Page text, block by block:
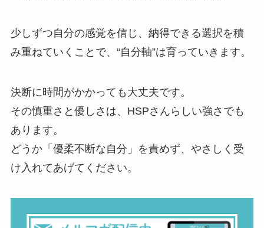
少しずつ自分の感覚を信じ、納得できる選択を積
み重ねていくことで、“自分軸”は育っていきます。
決断に時間がかかっても大丈夫です。
その慎重さと優しさは、HSPさんらしい強さでも
あります。
どうか「優柔不断な自分」を責めず、やさしく受
け入れてあげてください。